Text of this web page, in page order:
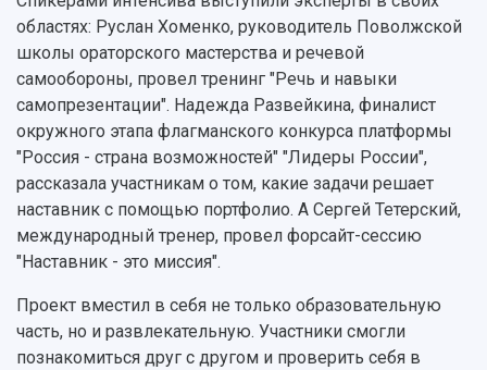
областях: Руслан Хоменко, руководитель Поволжской
школы ораторского мастерства и речевой
самообороны, провел тренинг "Речь и навыки
самопрезентации". Надежда Развейкина, финалист
окружного этапа флагманского конкурса платформы
"Россия - страна возможностей" "Лидеры России",
рассказала участникам о том, какие задачи решает
наставник с помощью портфолио. А Сергей Тетерский,
международный тренер, провел форсайт-сессию
"Наставник - это миссия".
Проект вместил в себя не только образовательную
часть, но и развлекательную. Участники смогли
познакомиться друг с другом и проверить себя в